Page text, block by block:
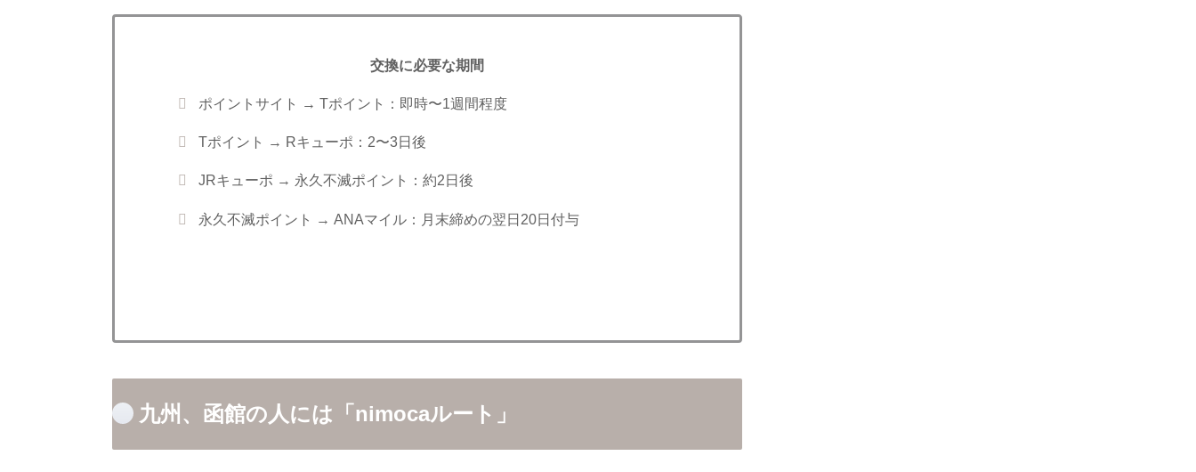
交換に必要な期間
ポイントサイト → Tポイント：即時〜1週間程度
Tポイント → Rキューポ：2〜3日後
JRキューポ → 永久不滅ポイント：約2日後
永久不滅ポイント → ANAマイル：月末締めの翌日20日付与
九州、函館の人には「nimocaルート」